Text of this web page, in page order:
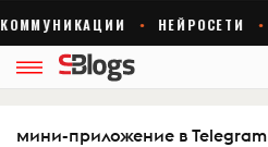
мини-приложение в Telegram